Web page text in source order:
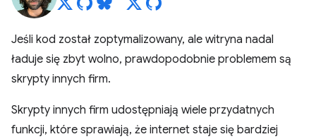
Jeśli kod został zoptymalizowany, ale witryna nadal
ładuje się zbyt wolno, prawdopodobnie problemem są
skrypty innych firm.
Skrypty innych firm udostępniają wiele przydatnych
funkcji, które sprawiają, że internet staje się bardziej